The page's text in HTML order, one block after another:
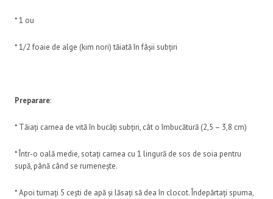
* 1 ou
* 1/2 foaie de alge (kim nori) tăiată în fâșii subțiri
Preparare:
* Tăiați carnea de vită în bucăți subțiri, cât o îmbucătură (2,5 – 3,8 cm)
* Într-o oală medie, sotați carnea cu 1 lingură de sos de soia pentru
supă, până când se rumenește.
* Apoi turnați 5 cești de apă și lăsați să dea în clocot. Îndepărtați spuma,